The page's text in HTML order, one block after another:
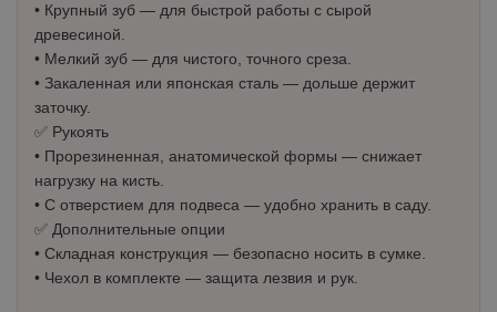
• Крупный зуб — для быстрой работы с сырой
древесиной.
• Мелкий зуб — для чистого, точного среза.
• Закаленная или японская сталь — дольше держит
заточку.
✅ Рукоять
• Прорезиненная, анатомической формы — снижает
нагрузку на кисть.
• С отверстием для подвеса — удобно хранить в саду.
✅ Дополнительные опции
• Складная конструкция — безопасно носить в сумке.
• Чехол в комплекте — защита лезвия и рук.